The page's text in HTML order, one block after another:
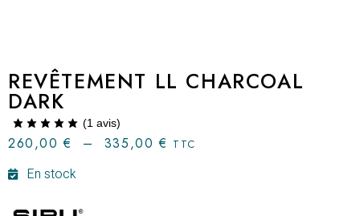
REVÊTEMENT LL CHARCOAL
DARK
(1 avis)
260,00€ – 335,00€ TTC
En stock